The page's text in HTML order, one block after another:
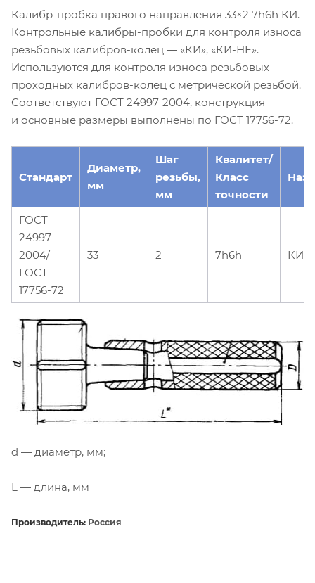
Калибр-пробка правого направления 33×2 7h6h КИ.
Контрольные калибры-пробки для контроля износа
резьбовых калибров-колец — «КИ», «КИ-НЕ».
Используются для контроля износа резьбовых
проходных калибров-колец с метрической резьбой.
Соответствуют ГОСТ 24997-2004, конструкция
и основные размеры выполнены по ГОСТ 17756-72.
Стандарт
Диаметр,
мм
Шаг
резьбы,
мм
Квалитет/
Класс
точности
ГОСТ
24997-
2004/
ГОСТ
17756-72
33 2 7h6h КИ
d — диаметр, мм;
L — длина, мм
Производитель: Россия